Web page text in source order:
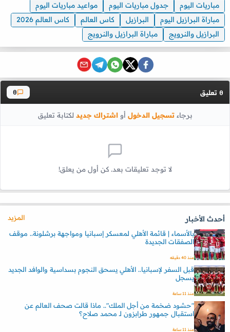
مباريات اليوم جدول مباريات اليوم
مواعيد مباريات اليوم
مباراة البرازيل اليوم
البرازيل كاس العالم
كاس العالم 2026
البرازيل والنرويج
مباراة البرازيل والنرويج
0 تعليق 0
برجاءتسجيل الدخول أواشتراك جديد لكتابة تعليق
لا توجد تعليقات بعد. كن أول من يعلق!
أحدث الأخبار
المزيد
بالأسماء | قائمة الأهلي لمعسكر إسبانيا ومواجهة برشلونة.. موقف
الصفقات الجديدة
منذ 40 دقيقه
قبل السفر لإسبانيا.. الأهلي يسحق النجوم بسداسية والوافد الجديد
يسجل
منذ 11 ساعة
"حشود ضخمة من أجل الملك".. ماذا قالت صحف العالم عن
استقبال جمهور طرابزون لـ محمد صلاح؟
منذ 11 ساعة